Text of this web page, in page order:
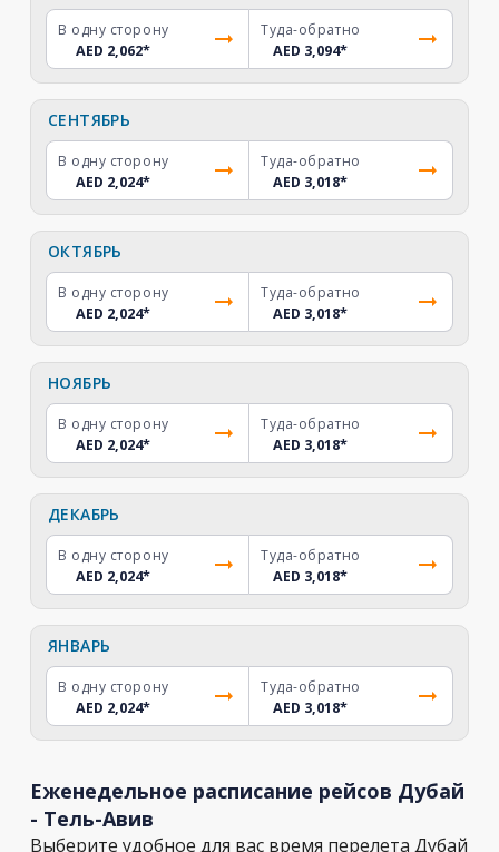
В одну сторону
AED 2,062*
Туда-обратно
AED 3,094*
СЕНТЯБРЬ
В одну сторону
AED 2,024*
Туда-обратно
AED 3,018*
ОКТЯБРЬ
В одну сторону
AED 2,024*
Туда-обратно
AED 3,018*
НОЯБРЬ
В одну сторону
AED 2,024*
Туда-обратно
AED 3,018*
ДЕКАБРЬ
В одну сторону
AED 2,024*
Туда-обратно
AED 3,018*
ЯНВАРЬ
В одну сторону
AED 2,024*
Туда-обратно
AED 3,018*
Еженедельное расписание рейсов Дубай
- Тель-Авив
Выберите удобное для вас время перелета Дубай